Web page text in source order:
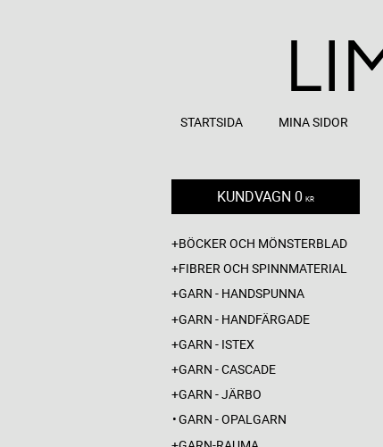
STARTSIDA MINA SIDOR
KUNDVAGN 0 KR
BÖCKER OCH MÖNSTERBLAD
FIBRER OCH SPINNMATERIAL
GARN - HANDSPUNNA
GARN - HANDFÄRGADE
GARN - ISTEX
GARN - CASCADE
GARN - JÄRBO
GARN - OPALGARN